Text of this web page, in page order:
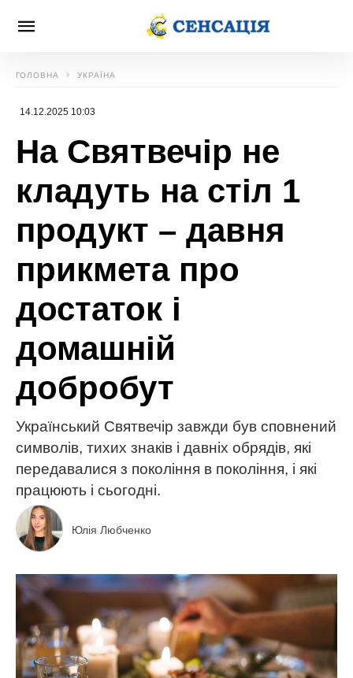
ГОЛОВНА УКРАЇНА
14.12.2025 10:03
На Святвечір не
кладуть на стіл 1
продукт – давня
прикмета про
достаток і
домашній
добробут
Український Святвечір завжди був сповнений
символів, тихих знаків і давніх обрядів, які
передавалися з покоління в покоління, і які
працюють і сьогодні.
Юлія Любченко